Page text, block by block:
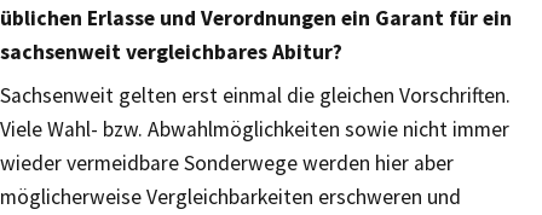
üblichen Erlasse und Verordnungen ein Garant für ein
sachsenweit vergleichbares Abitur?
Sachsenweit gelten erst einmal die gleichen Vorschriften.
Viele Wahl- bzw. Abwahlmöglichkeiten sowie nicht immer
wieder vermeidbare Sonderwege werden hier aber
möglicherweise Vergleichbarkeiten erschweren und